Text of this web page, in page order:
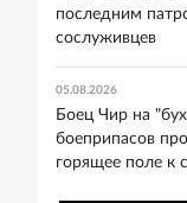
последним
сослуживцев
05.08.2026
Боец Чир на
боеприпасов
горящее поле к